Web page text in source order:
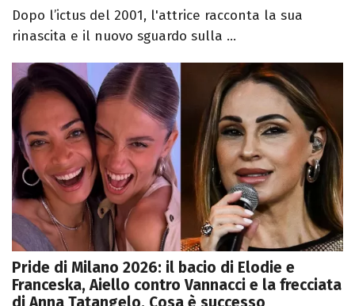
Dopo l’ictus del 2001, l'attrice racconta la sua
rinascita e il nuovo sguardo sulla ...
Pride di Milano 2026: il bacio di Elodie e
Franceska, Aiello contro Vannacci e la frecciata